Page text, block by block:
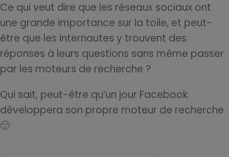
Ce qui veut dire que les réseaux sociaux ont
une grande importance sur la toile, et peut-
être que les internautes y trouvent des
réponses à leurs questions sans même passer
par les moteurs de recherche ?
Qui sait, peut-être qu’un jour Facebook
développera son propre moteur de recherche
🙂